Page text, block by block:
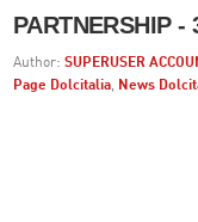
PARTNERSHIP
Author: SUPERUSER
Page Dolcitalia, News